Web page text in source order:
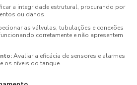
a integridade estrutural, procurando por
ou danos.
as válvulas, tubulações e conexões
corretamente e não apresentem
Avaliar a eficácia de sensores e alarmes
os níveis do tanque.